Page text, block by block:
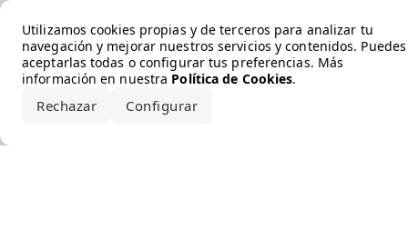
Utilizamos cookies propias y de terceros para analizar tu
navegación y mejorar nuestros servicios y contenidos. Puedes
aceptarlas todas o configurar tus preferencias. Más
información en nuestra Política de Cookies.
Rechazar Configurar
Error loading the brand